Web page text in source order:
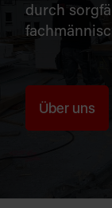
durch
Über uns